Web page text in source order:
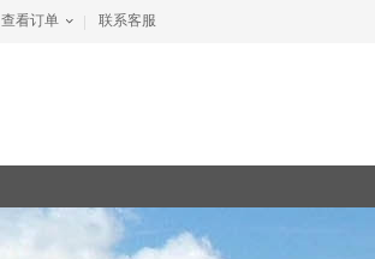
查看订单 联系客服